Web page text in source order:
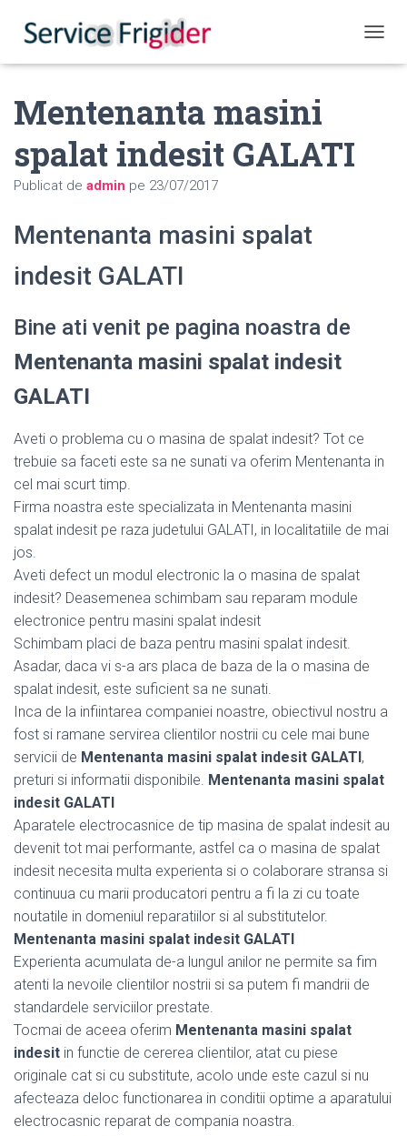
Mentenanta masini
spalat indesit GALATI
Publicat de admin pe 23/07/2017
Mentenanta masini spalat
indesit GALATI
Bine ati venit pe pagina noastra de
Mentenanta masini spalat indesit
GALATI
Aveti o problema cu o masina de spalat indesit? Tot ce
trebuie sa faceti este sa ne sunati va oferim Mentenanta in
cel mai scurt timp.
Firma noastra este specializata in Mentenanta masini
spalat indesit pe raza judetului GALATI, in localitatiile de mai
jos.
Aveti defect un modul electronic la o masina de spalat
indesit? Deasemenea schimbam sau reparam module
electronice pentru masini spalat indesit
Schimbam placi de baza pentru masini spalat indesit.
Asadar, daca vi s-a ars placa de baza de la o masina de
spalat indesit, este suficient sa ne sunati.
Inca de la infiintarea companiei noastre, obiectivul nostru a
fost si ramane servirea clientilor nostrii cu cele mai bune
servicii de Mentenanta masini spalat indesit GALATI,
preturi si informatii disponibile. Mentenanta masini spalat
indesit GALATI
Aparatele electrocasnice de tip masina de spalat indesit au
devenit tot mai performante, astfel ca o masina de spalat
indesit necesita multa experienta si o colaborare stransa si
continuua cu marii producatori pentru a fi la zi cu toate
noutatile in domeniul reparatiilor si al substitutelor.
Mentenanta masini spalat indesit GALATI
Experienta acumulata de-a lungul anilor ne permite sa fim
atenti la nevoile clientilor nostrii si sa putem fi mandrii de
standardele serviciilor prestate.
Tocmai de aceea oferim Mentenanta masini spalat
indesit in functie de cererea clientilor, atat cu piese
originale cat si cu substitute, acolo unde este cazul si nu
afecteaza deloc functionarea in conditii optime a aparatului
electrocasnic reparat de compania noastra.